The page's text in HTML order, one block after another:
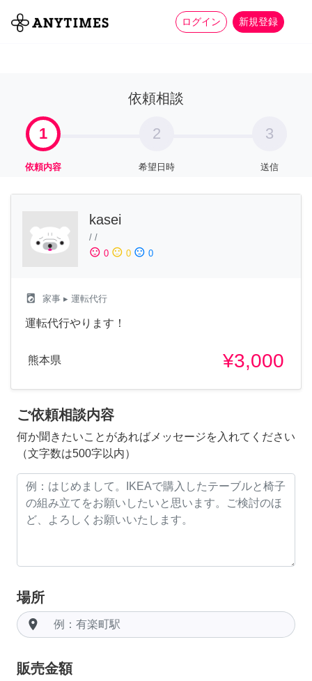
ログイン 新規登録
全て 家事 more_horiz
依頼相談
1
依頼内容
2
希望日時
3
送信
kasei
/ /
sentiment_satisfied 0 sentiment_neutral 0 sentiment_dissatisfied 0
local_laundry_service 家事 ▸ 運転代行
運転代行やります！
熊本県 ¥3,000
ご依頼相談内容
何か聞きたいことがあればメッセージを入れてください
（文字数は500字以内）
場所
room
販売金額